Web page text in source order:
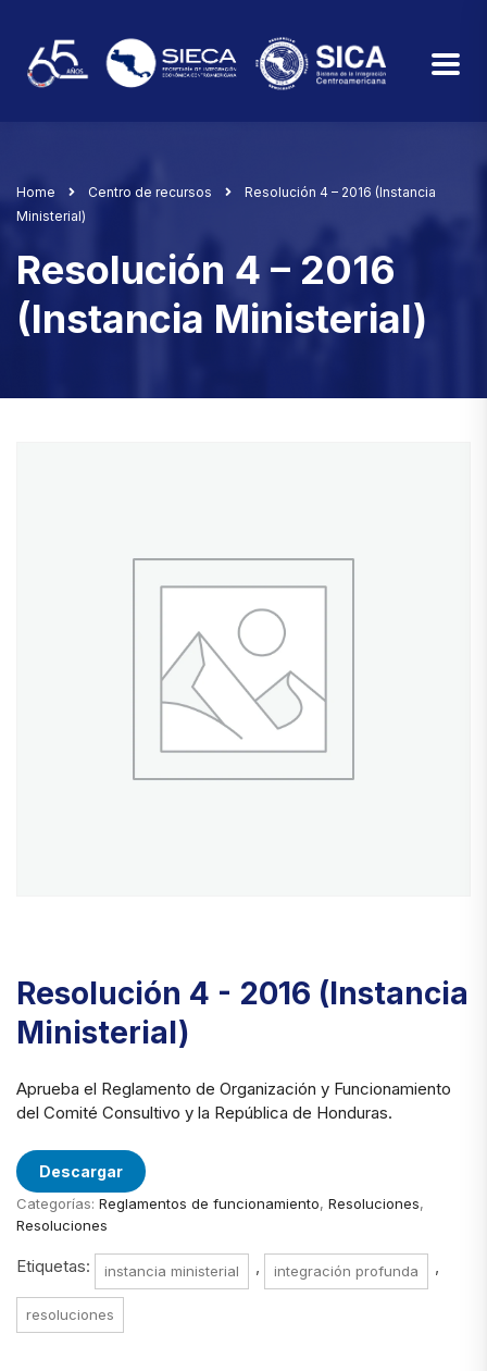
Home Centro de recursos
Resolución 4 – 2016 (Instancia
Ministerial)
Resolución 4 – 2016
(Instancia Ministerial)
Resolución 4 - 2016 (Instancia
Ministerial)
Aprueba el Reglamento de Organización y Funcionamiento
del Comité Consultivo y la República de Honduras.
Descargar
Categorías: Reglamentos de funcionamiento, Resoluciones,
Resoluciones
Etiquetas: instancia ministerial , integración profunda ,
resoluciones